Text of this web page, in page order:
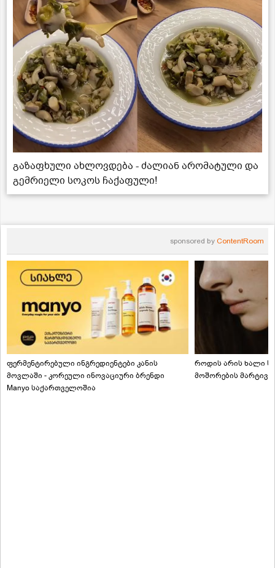
გაზაფხული ახლოვდება - ძალიან არომატული და
გემრიელი სოკოს ჩაქაფული!
sponsored by ContentRoom
ფერმენტირებული ინგრედიენტები კანის
მოვლაში - კორეული ინოვაციური ბრენდი
Manyo საქართველოშია
როდის არის ხალი
მოშორების